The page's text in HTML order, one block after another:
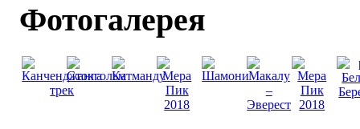
Фотогалерея